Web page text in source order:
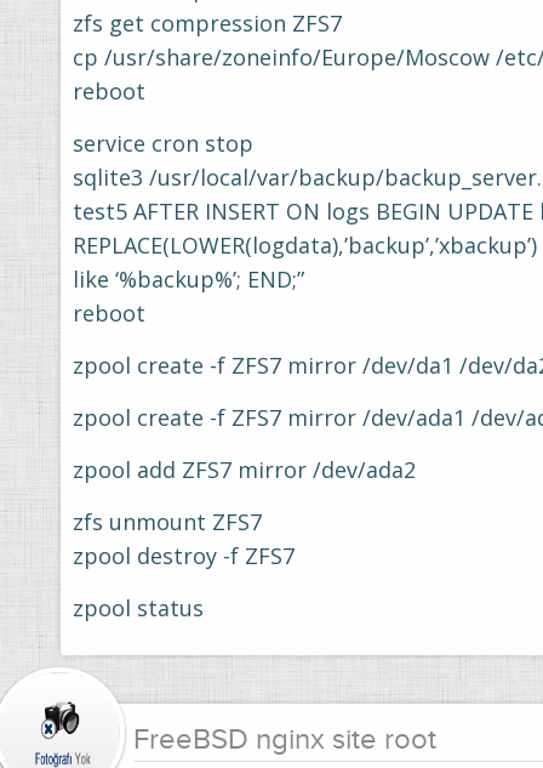
zfs get compression ZFS7
cp /usr/share/zoneinfo/Europe/Moscow /
reboot
service cron stop
sqlite3 /usr/local/var/backup/
test5 AFTER INSERT ON logs BEGIN
like ‘%backup%’; END;”
reboot
zpool create -f ZFS7 mirror /dev/da1 /dev/
zpool create -f ZFS7 mirror /dev/ada1 /dev/
zpool add ZFS7 mirror /dev/ada2
zfs unmount ZFS7
zpool destroy -f ZFS7
zpool status
FreeBSD nginx site root